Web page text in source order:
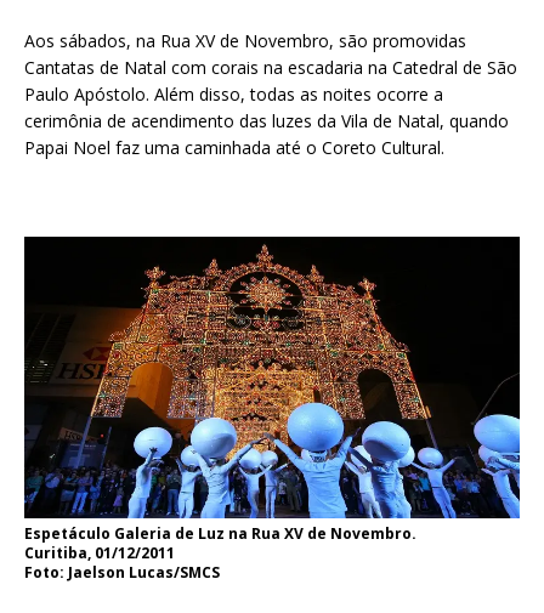
Aos sábados, na Rua XV de Novembro, são promovidas
Cantatas de Natal com corais na escadaria na Catedral de São
Paulo Apóstolo. Além disso, todas as noites ocorre a
cerimônia de acendimento das luzes da Vila de Natal, quando
Papai Noel faz uma caminhada até o Coreto Cultural.
Espetáculo Galeria de Luz na Rua XV de Novembro.
Curitiba, 01/12/2011
Foto: Jaelson Lucas/SMCS